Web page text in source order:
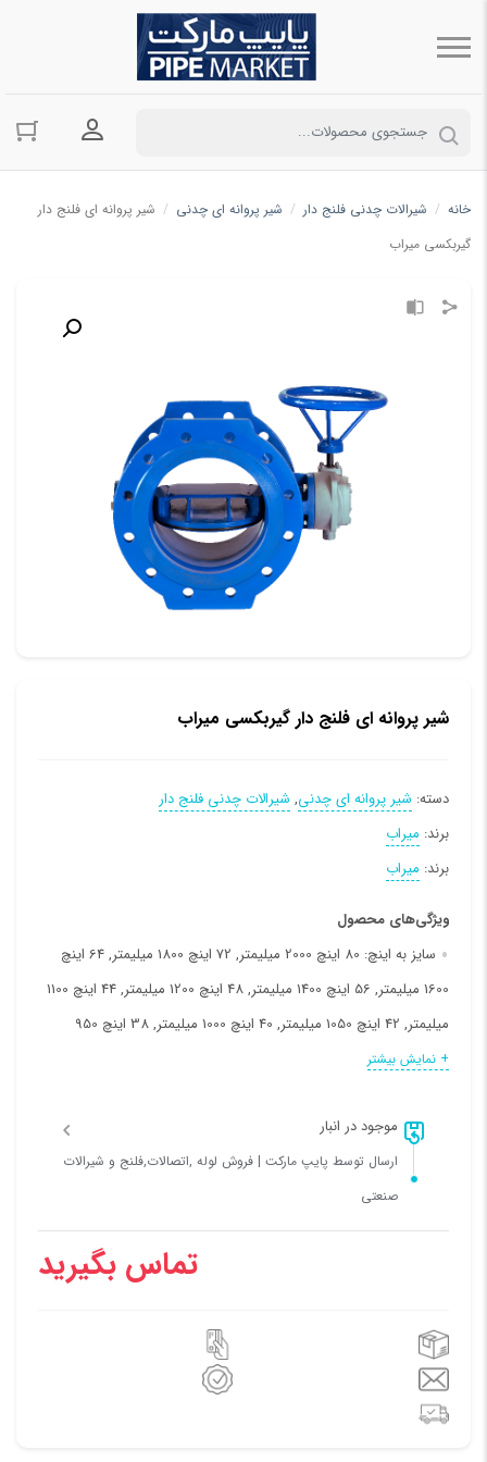
ورود به
خانه / شیرالات چدنی فلنج دار / شیر پروانه ای چدنی / شیر پروانه ای فلنج دار
گیربکسی میراب
شیر پروانه ای فلنج دار گیربکسی میراب
دسته: شیر پروانه ای چدنی, شیرالات چدنی فلنج دار
برند: میراب
برند: میراب
ویژگی‌های محصول
سایز به اینچ:
80 اینچ 2000 میلیمتر, 72 اینچ 1800 میلیمتر, 64 اینچ
1600 میلیمتر, 56 اینچ 1400 میلیمتر, 48 اینچ 1200 میلیمتر, 44 اینچ 1100
میلیمتر, 42 اینچ 1050 میلیمتر, 40 اینچ 1000 میلیمتر, 38 اینچ 950
میلیمتر, 24 اینچ 600 میلیمتر, 20 اینچ 500 میلیمتر, 18 اینچ 450 میلیمتر,
16 اینچ 400 میلیمتر, 14 اینچ 350 میلیمتر, 12 اینچ 300 میلیمتر, 10 اینچ
میلیمتر, 4 اینچ 100 میلیمتر
+ نمایش بیشتر
موجود در انبار
ارسال توسط پایپ مارکت | فروش لوله ,اتصالات,فلنج و شیرالات
صنعتی
تماس بگیرید